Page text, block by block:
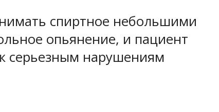
спиртное небольшими
опьянение, и пациент
серьезным нарушениям